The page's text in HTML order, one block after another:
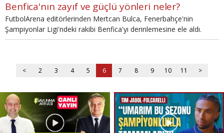
Benfica'nın zayıf ve güçlü yönleri neler?
FutbolArena editörlerinden Mertcan Bulca, Fenerbahçe'nin
Şampiyonlar Ligi'ndeki rakibi Benfica'yı derinlemesine ele aldı.
< 2 3 4 5 6 7 8 9 10 11 >